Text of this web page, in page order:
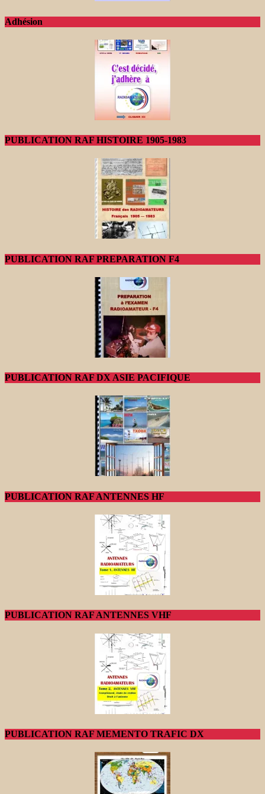
Adhésion
PUBLICATION RAF HISTOIRE 1905-1983
PUBLICATION RAF PREPARATION F4
PUBLICATION RAF DX ASIE PACIFIQUE
PUBLICATION RAF ANTENNES HF
PUBLICATION RAF ANTENNES VHF
PUBLICATION RAF MEMENTO TRAFIC DX